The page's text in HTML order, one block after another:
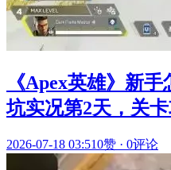
《Apex英雄》新
坑实况第2天，关
2026-07-18 03:510赞 · 0评论